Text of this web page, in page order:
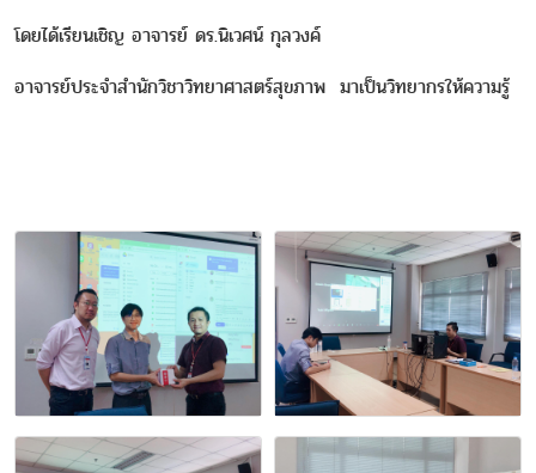
โดยได้เรียนเชิญ อาจารย์ ดร.นิเวศน์ กุลวงค์
อาจารย์ประจำสำนักวิชาวิทยาศาสตร์สุขภาพ มาเป็นวิทยากรให้ความรู้